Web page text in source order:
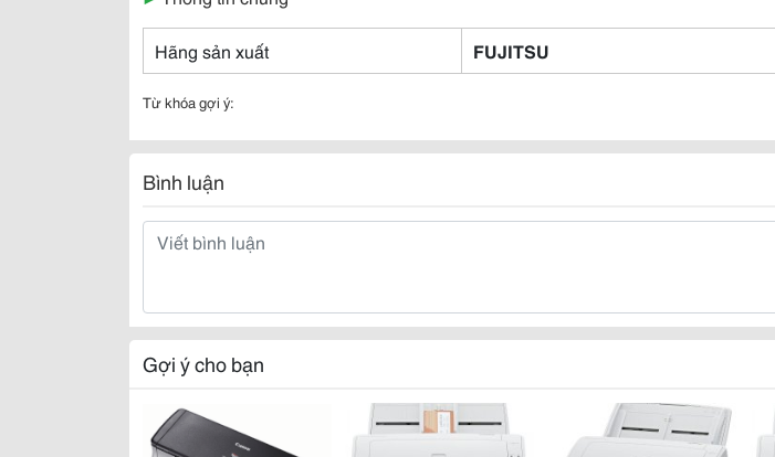
Hãng sản xuất FUJITSU
Từ khóa gợi ý:
Bình luận
Gợi ý cho bạn